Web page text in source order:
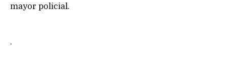
mayor policial.
.